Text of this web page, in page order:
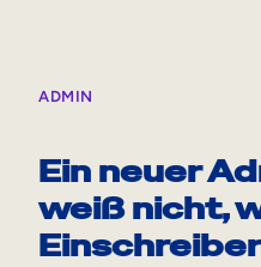
ADMIN
Ein neuer
weiß nicht,